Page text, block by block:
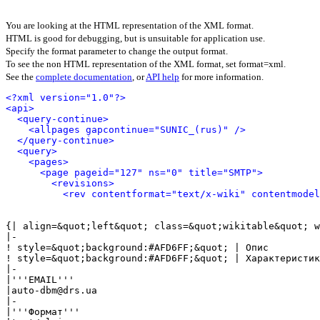
You are looking at the HTML representation of the XML format.
HTML is good for debugging, but is unsuitable for application use.
Specify the format parameter to change the output format.
To see the non HTML representation of the XML format, set format=xml.
See the complete documentation, orAPI help for more information.
<?xml version="1.0"?>
<api>
<query-continue>
<allpages gapcontinue="SUNIC_(rus)" />
</query-continue>
<query>
<pages>
<page pageid="127" ns="0" title="SMTP">
<revisions>
<rev contentformat="text/x-wiki"